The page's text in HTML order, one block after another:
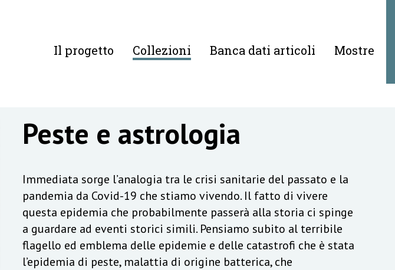
Il progetto Collezioni Banca dati articoli Mostre
Peste e astrologia
Immediata sorge l’analogia tra le crisi sanitarie del passato e la
pandemia da Covid-19 che stiamo vivendo. Il fatto di vivere
questa epidemia che probabilmente passerà alla storia ci spinge
a guardare ad eventi storici simili. Pensiamo subito al terribile
flagello ed emblema delle epidemie e delle catastrofi che è stata
l’epidemia di peste, malattia di origine batterica, che